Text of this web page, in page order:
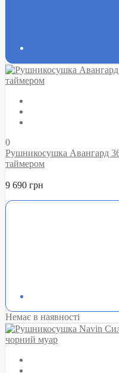
0
Рушникосушка Авангард
таймером
9 690 грн
Немає в наявності